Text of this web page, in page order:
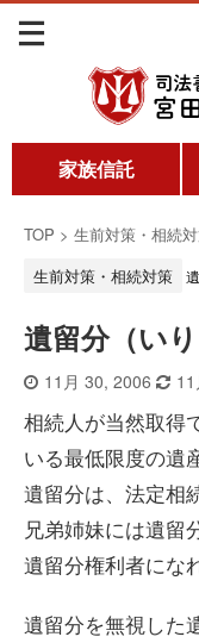
家族信託
TOP > 生前対策・相続
生前対策・相続対策
遺留分（い
11月 30, 2006
相続人が当然取得
いる最低限度の遺
遺留分は、法定相
兄弟姉妹には遺留
遺留分権利者にな
遺留分を無視した